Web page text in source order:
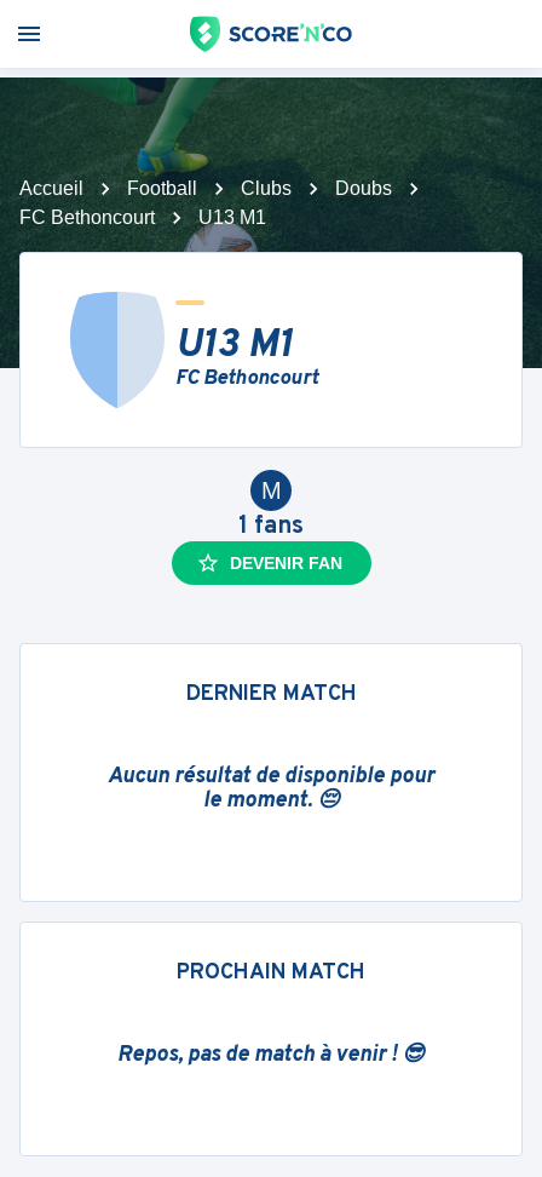
Accueil Football Clubs
Doubs
FC Bethoncourt
U13 M1
U13 M1
FC Bethoncourt
M
1 fans
DEVENIR FAN
DERNIER MATCH
Aucun résultat de disponible pour
le moment. 😔
PROCHAIN MATCH
Repos, pas de match à venir ! 😎